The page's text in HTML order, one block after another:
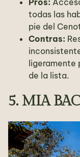
todas las
pie del
Contras:
ligeramente
de la lista.
5. MIA